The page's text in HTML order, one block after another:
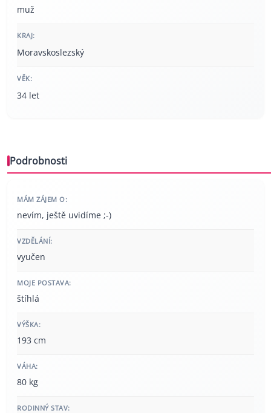
muž
KRAJ:
Moravskoslezský
VĚK:
34 let
Podrobnosti
MÁM ZÁJEM O:
nevím, ještě uvidíme ;-)
VZDĚLÁNÍ:
vyučen
MOJE POSTAVA:
štíhlá
VÝŠKA:
193 cm
VÁHA:
80 kg
RODINNÝ STAV: